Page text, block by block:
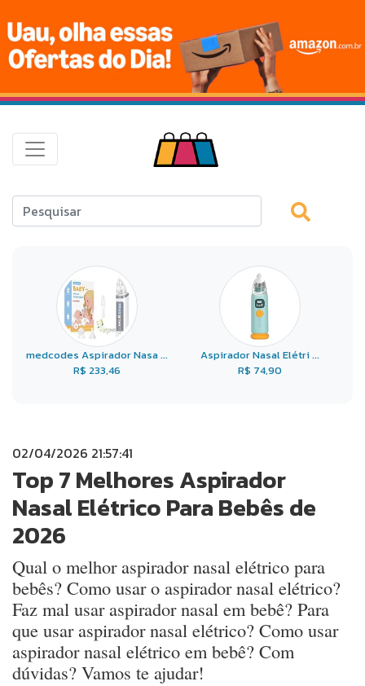
medcodes Aspirador Nasa ...
R$ 233,46
Aspirador Nasal Elétri ...
R$ 74,90
02/04/2026 21:57:41
Top 7 Melhores Aspirador
Nasal Elétrico Para Bebês de
2026
Qual o melhor aspirador nasal elétrico para
bebês? Como usar o aspirador nasal elétrico?
Faz mal usar aspirador nasal em bebê? Para
que usar aspirador nasal elétrico? Como usar
aspirador nasal elétrico em bebê? Com
dúvidas? Vamos te ajudar!